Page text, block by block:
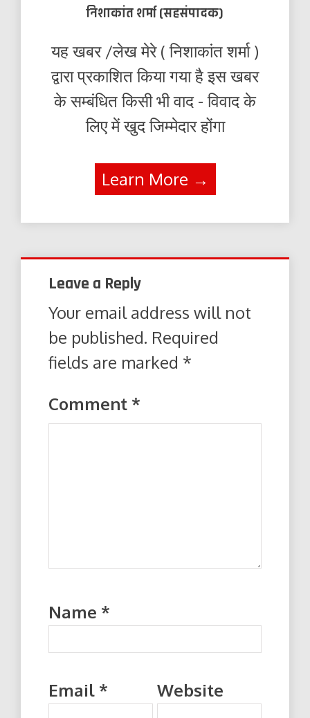
निशाकांत शर्मा (सहसंपादक)
यह खबर /लेख मेरे ( निशाकांत शर्मा )
द्वारा प्रकाशित किया गया है इस खबर
के सम्बंधित किसी भी वाद - विवाद के
लिए में खुद जिम्मेदार होंगा
Learn More →
Leave a Reply
Your email address will not
be published. Required
fields are marked *
Comment *
Name *
Email * Website